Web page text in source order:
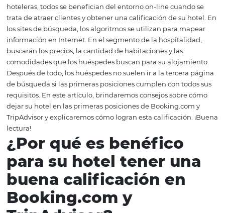
Hoy en día, las herramientas digitales son una parte
fundamental de la planificación y gestión de cualquier
alojamiento. Desde pequeñas posadas hasta grandes
hoteleras, todos se benefician del entorno on-line
trata de atraer clientes y obtener una calificación de su
los sites de búsqueda, los algoritmos se utilizan para
información en Internet. En el segmento de la
buscarán los precios, la cantidad de habitaciones y las
comodidades que los huéspedes buscan para su
Después de todo, los huéspedes no suelen ir a la
de búsqueda si las primeras posiciones cumplen con
requisitos. En este artículo, brindaremos consejos sobre
dejar su hotel en las primeras posiciones de
TripAdvisor y explicaremos cómo logran esta
lectura!